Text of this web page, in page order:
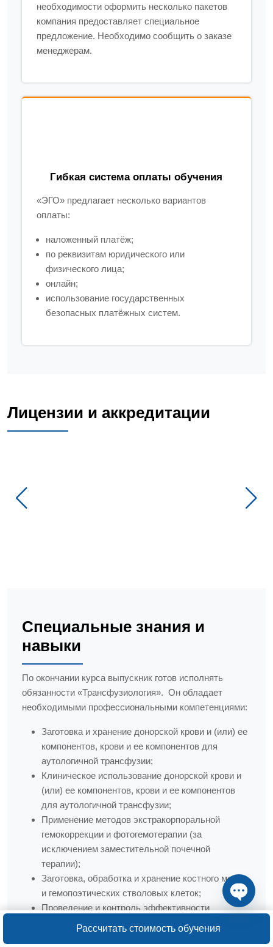
необходимости оформить несколько пакетов
компания предоставляет специальное
предложение. Необходимо сообщить о заказе
менеджерам.
Гибкая система оплаты обучения
«ЭГО» предлагает несколько вариантов
оплаты:
наложенный платёж;
по реквизитам юридического или
физического лица;
онлайн;
использование государственных
безопасных платёжных систем.
Лицензии и аккредитации
Специальные знания и
навыки
По окончании курса выпускник готов исполнять
обязанности «Трансфузиология». Он обладает
необходимыми профессиональными компетенциями:
Заготовка и хранение донорской крови и (или) ее
компонентов, крови и ее компонентов для
аутологичной трансфузии;
Клиническое использование донорской крови и
(или) ее компонентов, крови и ее компонентов
для аутологичной трансфузии;
Применение методов экстракорпоральной
гемокоррекции и фотогемотерапии (за
исключением заместительной почечной
терапии);
Заготовка, обработка и хранение костного мозга
и гемопоэтических стволовых клеток;
Проведение и контроль эффективности
мероприятий по повышению информированности
населения о донорстве, формированию
Open
Рассчитать стоимость обучения